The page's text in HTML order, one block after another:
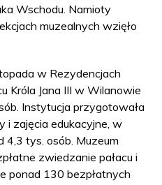
Wschodu. Namioty
muzealnych wzięło
w Rezydencjach
Króla Jana III w Wilanowie
Instytucja przygotowała
i zajęcia edukacyjne, w
4,3 tys. osób. Muzeum
zwiedzanie pałacu i
ponad 130 bezpłatnych